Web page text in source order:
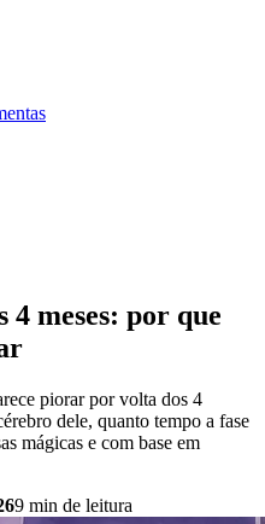
4 meses: por que
piorar por volta dos 4
dele, quanto tempo a fase
mágicas e com base em
9 min de leitura